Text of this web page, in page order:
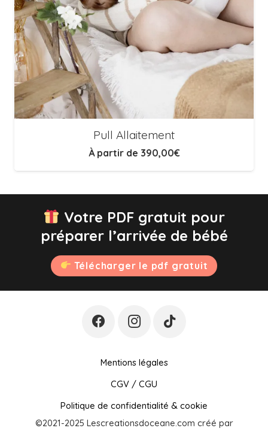
Pull Allaitement
À partir de 390,00€
Votre PDF gratuit pour
préparer l’arrivée de bébé
Télécharger le pdf gratuit
Mentions légales
CGV / CGU
Politique de confidentialité & cookie
©2021-2025 Lescreationsdoceane.com créé par